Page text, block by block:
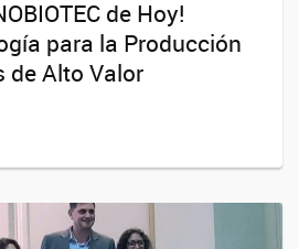
de Hoy!
para la Producción
de Alto Valor